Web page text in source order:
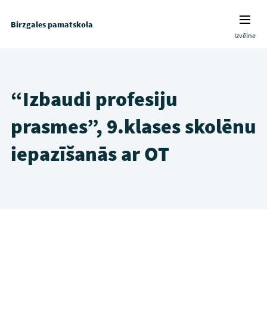
Birzgales pamatskola
Izvēlne
“Izbaudi profesiju
prasmes”, 9.klases skolēnu
iepazīšanās ar OT